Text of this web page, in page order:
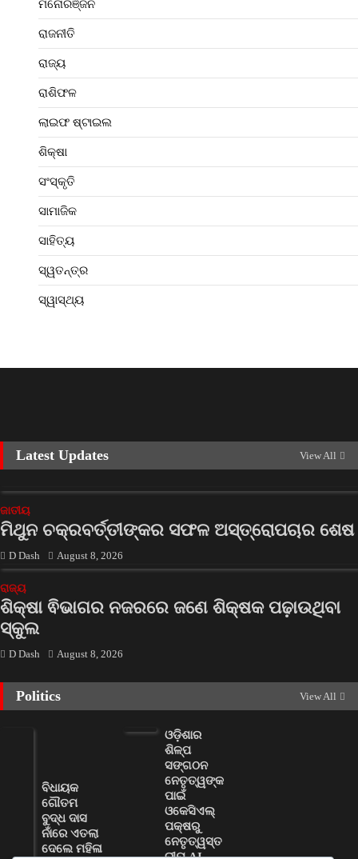
ମନୋରଞ୍ଜନ
ରାଜନୀତି
ରାଜ୍ୟ
ରାଶିଫଳ
ଲାଇଫ ଷ୍ଟାଇଲ
ଶିକ୍ଷା
ସଂସ୍କୃତି
ସାମାଜିକ
ସାହିତ୍ୟ
ସ୍ୱତନ୍ତ୍ର
ସ୍ୱାସ୍ଥ୍ୟ
Latest Updates View All
ଜାତୀୟ
ମିଥୁନ ଚକ୍ରବର୍ତ୍ତୀଙ୍କର ସଫଳ ଅସ୍ତ୍ରୋପଚାର ଶେଷ
D Dash August 8, 2026
ରାଜ୍ୟ
ଶିକ୍ଷା ଵିଭାଗର ନଜରରେ ଜଣେ ଶିକ୍ଷକ ପଢ଼ାଉଥିବା
ସ୍କୁଲ
D Dash August 8, 2026
Politics View All
ବିଧାୟକ
ଗୌତମ
ବୁଦ୍ଧ ଦାସ
ନାଁରେ ଏତଲା
ଦେଲେ ମହିଳା
ଓଡ଼ିଶାର
ଶିଳ୍ପ
ସଙ୍ଗଠନ
ନେତୃତ୍ୱଙ୍କ
ପାଇଁ
ଓକେସିଏଲ୍
ପକ୍ଷରୁ
ନେତୃତ୍ୱସ୍ତ